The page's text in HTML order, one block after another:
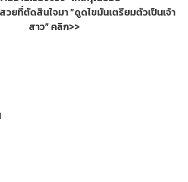
ยที่ตัดสินใจมา “ดูดไขมันเตรียมตัวเป็นเจ้า
สาว” คลิก>>